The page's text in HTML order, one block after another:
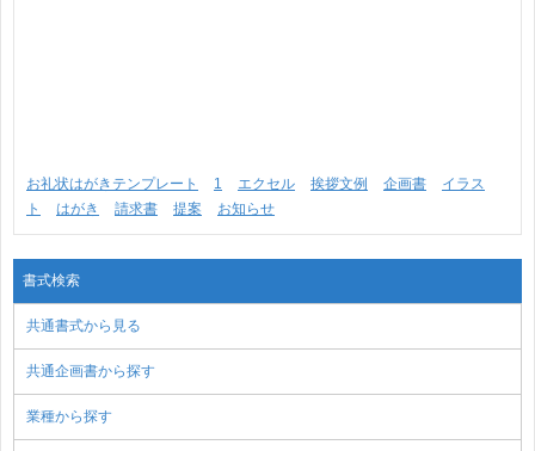
お礼状はがきテンプレート 1 エクセル 挨拶文例 企画書
イラス
ト
はがき 請求書 提案 お知らせ
書式検索
共通書式から見る
共通企画書から探す
業種から探す